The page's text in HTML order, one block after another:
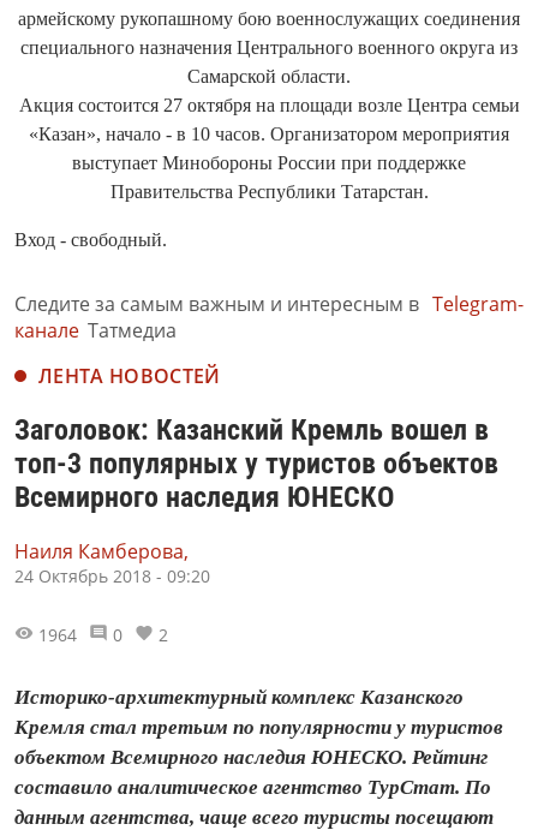
армейскому рукопашному бою военнослужащих соединения
специального назначения Центрального военного округа из
Самарской области.
Акция состоится 27 октября на площади возле Центра семьи
«Казан», начало - в 10 часов. Организатором мероприятия
выступает Минобороны России при поддержке
Правительства Республики Татарстан.
Вход - свободный.
Следите за самым важным и интересным в Telegram-
канале Татмедиа
ЛЕНТА НОВОСТЕЙ
Заголовок: Казанский Кремль вошел в
топ-3 популярных у туристов объектов
Всемирного наследия ЮНЕСКО
Наиля Камберова,
24 Октябрь 2018 - 09:20
1964 0 2
Историко-архитектурный комплекс Казанского
Кремля стал третьим по популярности у туристов
объектом Всемирного наследия ЮНЕСКО. Рейтинг
составило аналитическое агентство ТурСтат. По
данным агентства, чаще всего туристы посещают